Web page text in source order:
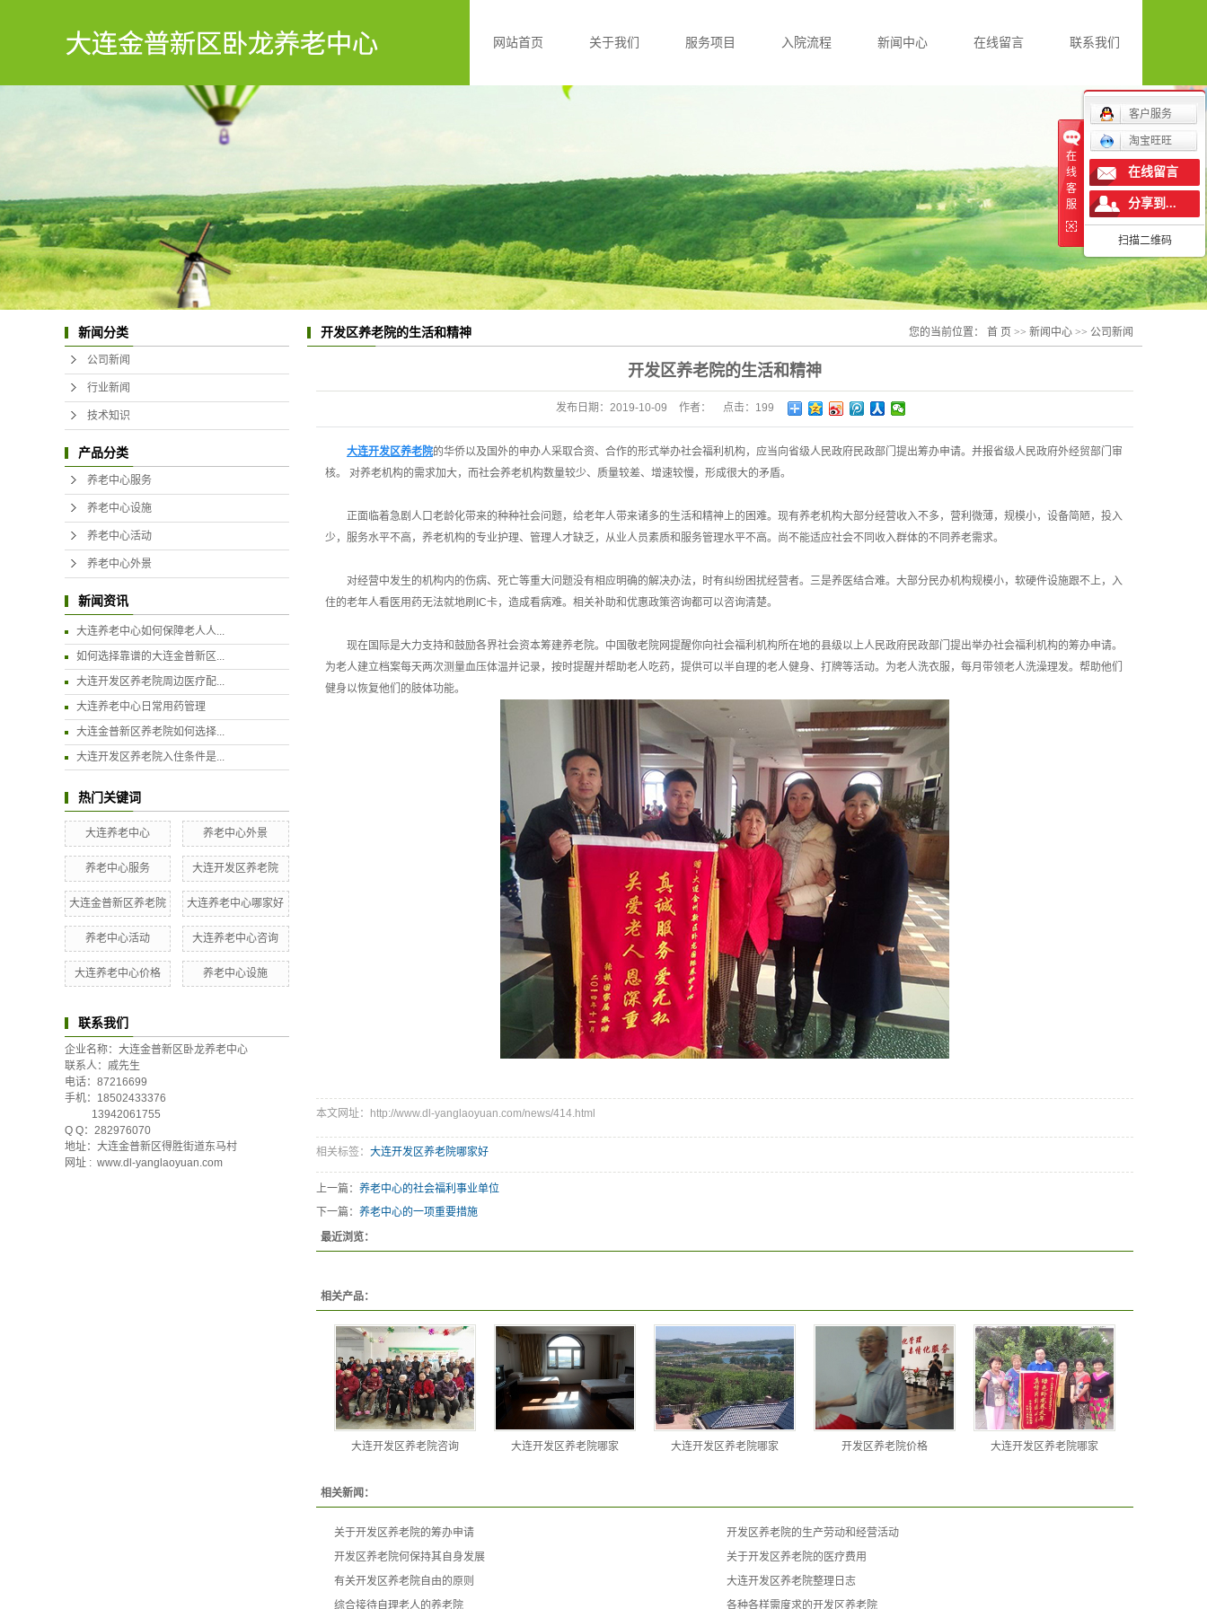
网站首页 关于我们
联系我们
服务项目
养老中心活动
养老中心外景
入院流程 新闻中心
技术知识
在线留言 联系我们
新闻分类
公司新闻
行业新闻
技术知识
产品分类
养老中心服务
养老中心设施
养老中心活动
养老中心外景
新闻资讯
大连养老中心如何保障老人人...
如何选择靠谱的大连金普新区...
大连开发区养老院周边医疗配...
大连养老中心日常用药管理
大连金普新区养老院如何选择...
大连开发区养老院入住条件是...
热门关键词
大连养老中心 养老中心外景
养老中心服务 大连开发区养老院
大连金普新区养老院 大连养老中心哪家好
养老中心活动 大连养老中心咨询
大连养老中心价格 养老中心设施
联系我们
企业名称：大连金普新区卧龙养老中心
联系人：戚先生
电话：87216699
手机：18502433376
13942061755
Q Q：282976070
地址：大连金普新区得胜街道东马村
网址 : www.dl-yanglaoyuan.com
开发区养老院的生活和精神 您的当前位置： 首 页 >> 新闻中心 >> 公司新闻
开发区养老院的生活和精神
发布日期： 2019-10-09 作者： 点击： 199
大连开发区养老院的华侨以及国外的申办人采取合资、合作的形式举办社会福利机构，应当向省级人民政府民政部门提出筹办申请。并报省级人民政府外经贸部门审
核。 对养老机构的需求加大，而社会养老机构数量较少、质量较差、增速较慢，形成很大的矛盾。
正面临着急剧人口老龄化带来的种种社会问题，给老年人带来诸多的生活和精神上的困难。现有养老机构大部分经营收入不多，营利微薄，规模小，设备简陋，投入
少，服务水平不高，养老机构的专业护理、管理人才缺乏，从业人员素质和服务管理水平不高。尚不能适应社会不同收入群体的不同养老需求。
对经营中发生的机构内的伤病、死亡等重大问题没有相应明确的解决办法，时有纠纷困扰经营者。三是养医结合难。大部分民办机构规模小，软硬件设施跟不上，入
住的老年人看医用药无法就地刷IC卡，造成看病难。相关补助和优惠政策咨询都可以咨询清楚。
现在国际是大力支持和鼓励各界社会资本筹建养老院。中国敬老院网提醒你向社会福利机构所在地的县级以上人民政府民政部门提出举办社会福利机构的筹办申请。
为老人建立档案每天两次测量血压体温并记录，按时提醒并帮助老人吃药，提供可以半自理的老人健身、打牌等活动。为老人洗衣服，每月带领老人洗澡理发。帮助他们
健身以恢复他们的肢体功能。
本文网址：http://www.dl-yanglaoyuan.com/news/414.html
相关标签： 大连开发区养老院哪家好
上一篇： 养老中心的社会福利事业单位
下一篇： 养老中心的一项重要措施
最近浏览：
相关产品：
大连开发区养老院咨询 大连开发区养老院哪家 大连开发区养老院哪家 开发区养老院价格 大连开发区养老院哪家
相关新闻：
关于开发区养老院的筹办申请
开发区养老院的生产劳动和经营活动
开发区养老院何保持其自身发展
关于开发区养老院的医疗费用
有关开发区养老院自由的原则
大连开发区养老院整理日志
综合接待自理老人的养老院
各种各样需度求的开发区养老院
在
线
客
服
客户服务
淘宝旺旺
在线留言
分享到...
扫描二维码